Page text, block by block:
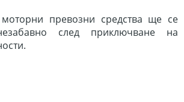
превозни средства ще се
след приключване на